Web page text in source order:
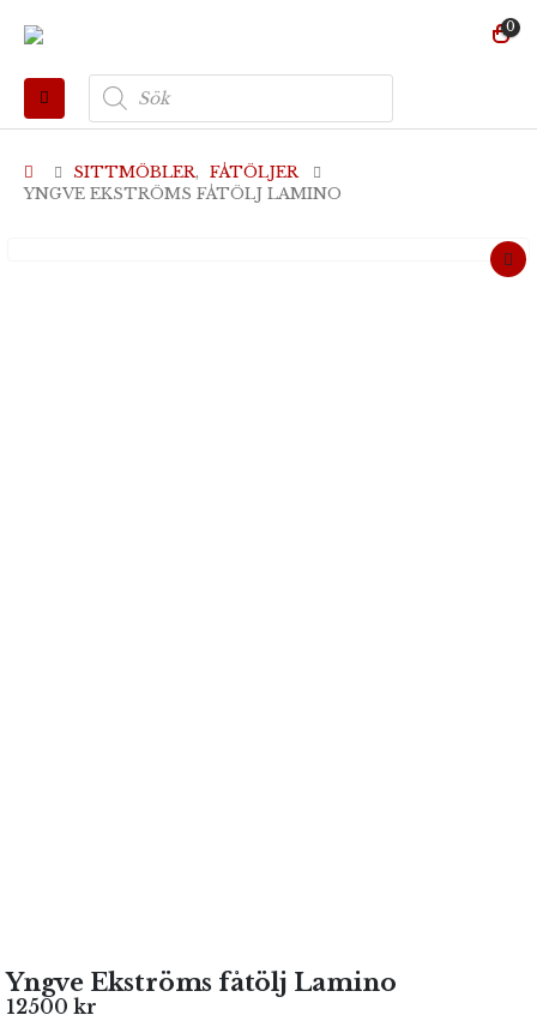
0
Produktsökning
SITTMÖBLER, FÅTÖLJER
YNGVE EKSTRÖMS FÅTÖLJ LAMINO
Yngve Ekströms fåtölj Lamino
12500 kr